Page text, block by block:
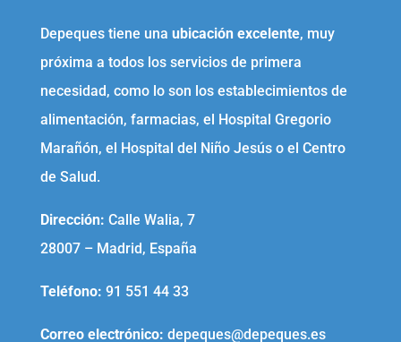
Depeques tiene una ubicación excelente, muy
próxima a todos los servicios de primera
necesidad, como lo son los establecimientos de
alimentación, farmacias, el Hospital Gregorio
Marañón, el Hospital del Niño Jesús o el Centro
de Salud.
Dirección: Calle Walia, 7
28007 – Madrid, España
Teléfono: 91 551 44 33
Correo electrónico: depeques@depeques.es